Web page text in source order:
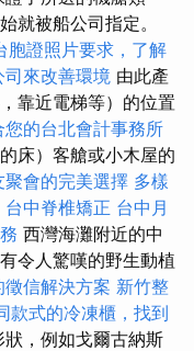
就被船公司指定。
胞證照片要求，了解
來改善環境 由此產
靠近電梯等）的位置
您的台北會計事務所
床）客艙或小木屋的
會的完美選擇 多樣
台中脊椎矯正 台中月
西灣海灘附近的中
令人驚嘆的野生動植
信解決方案 新竹整
款式的冷凍櫃，找到
，例如戈爾古納斯